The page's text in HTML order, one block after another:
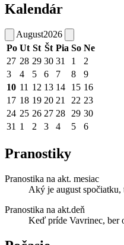
Kalendár
August2026
Po Ut St Št Pia So Ne
27 28 29 30 31 1
2
3
4 5 6 7 8
9
10 11 12 13 14 15 16
17 18 19 20 21 22 23
24 25 26 27 28 29 30
31 1 2 3 4 5 6
Pranostiky
Pranostika na akt. mesiac
Aký je august spočiatku,
Pranostika na akt.deň
Keď príde Vavrinec, ber